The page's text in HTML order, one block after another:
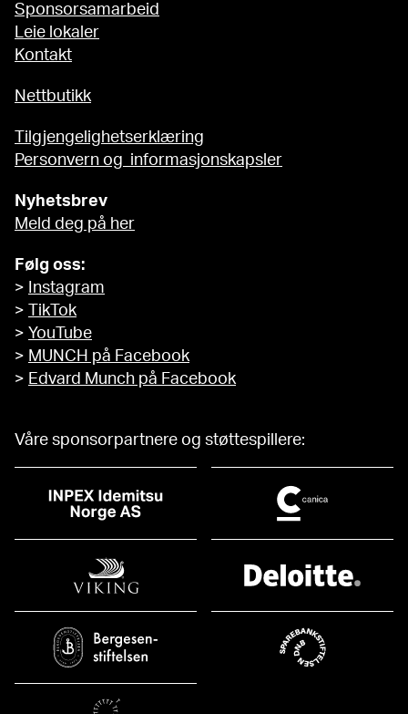
Sponsorsamarbeid
Leie lokaler
Kontakt
Nettbutikk
Tilgjengelighetserklæring
Personvern og informasjonskapsler
Nyhetsbrev
Meld deg på her
Følg oss:
>
Instagram
>
TikTok
> YouTube
> MUNCH på Facebook
> Edvard Munch på Facebook
Våre sponsorpartnere og støttespillere: